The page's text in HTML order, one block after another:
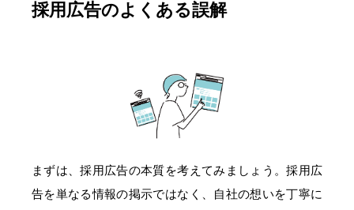
採用広告のよくある誤解
まずは、採用広告の本質を考えてみましょう。採用広
告を単なる情報の掲示ではなく、自社の想いを丁寧に